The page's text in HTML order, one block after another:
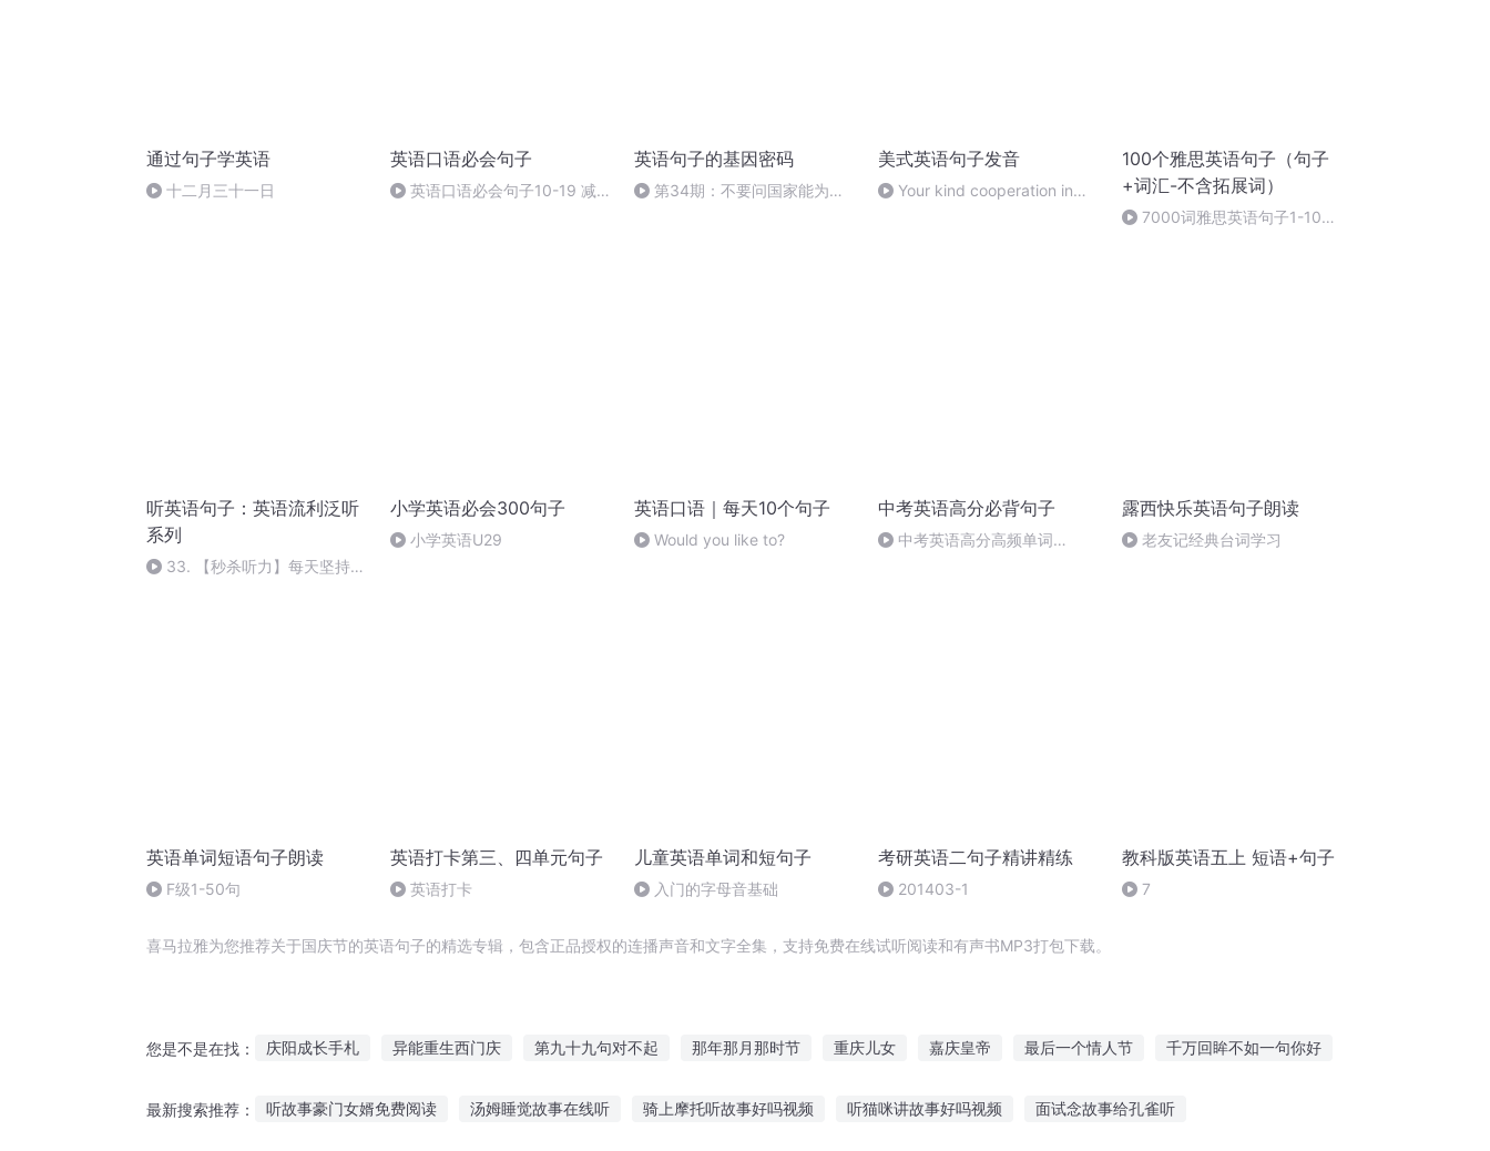
通过句子学英语
十二月三十一日
英语口语必会句子
英语口语必会句子10-19 减肥
英语句子的基因密码
第34期：不要问国家能为你
美式英语句子发音
Your kind cooperation in
100个雅思英语句子（句子
+词汇-不含拓展词）
7000词雅思英语句子1-100
听英语句子：英语流利泛听
系列
33. 【秒杀听力】每天坚持12
小学英语必会300句子
小学英语U29
英语口语｜每天10个句子
Would you like to?
中考英语高分必背句子
中考英语高分高频单词
露西快乐英语句子朗读
老友记经典台词学习
英语单词短语句子朗读
F级1-50句
英语打卡第三、四单元句子
英语打卡
儿童英语单词和短句子
入门的字母音基础
考研英语二句子精讲精练
201403-1
教科版英语五上 短语+句子
7
喜马拉雅为您推荐关于国庆节的英语句子的精选专辑，包含正品授权的连播声音和文字全集，支持免费在线试听阅读和有声书MP3打包下载。
您是不是在找： 庆阳成长手札 异能重生西门庆 第九十九句对不起 那年那月那时节 重庆儿女 嘉庆皇帝 最后一个情人节 千万回眸不如一句你好
最新搜索推荐： 听故事豪门女婿免费阅读 汤姆睡觉故事在线听 骑上摩托听故事好吗视频 听猫咪讲故事好吗视频 面试念故事给孔雀听